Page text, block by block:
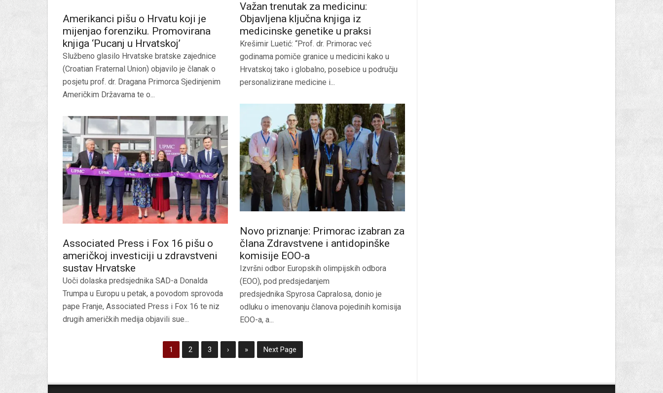
Važan trenutak za medicinu:
Objavljena ključna knjiga iz
medicinske genetike u praksi
Krešimir Luetić: “Prof. dr. Primorac već
godinama pomiče granice u medicini kako u
Hrvatskoj tako i globalno, posebice u području
personalizirane medicine i...
Amerikanci pišu o Hrvatu koji je
mijenjao forenziku. Promovirana
knjiga ‘Pucanj u Hrvatskoj’
Službeno glasilo Hrvatske bratske zajednice
(Croatian Fraternal Union) objavilo je članak o
posjetu prof. dr. Dragana Primorca Sjedinjenim
Američkim Državama te o...
Novo priznanje: Primorac izabran za
člana Zdravstvene i antidopinške
komisije EOO-a
Izvršni odbor Europskih olimpijskih odbora
(EOO), pod predsjedanjem
predsjednika Spyrosa Capralosa, donio je
odluku o imenovanju članova pojedinih komisija
EOO-a, a...
Associated Press i Fox 16 pišu o
američkoj investiciji u zdravstveni
sustav Hrvatske
Uoči dolaska predsjednika SAD-a Donalda
Trumpa u Europu u petak, a povodom sprovoda
pape Franje, Associated Press i Fox 16 te niz
drugih američkih medija objavili sue...
1 2 3 › » Next Page